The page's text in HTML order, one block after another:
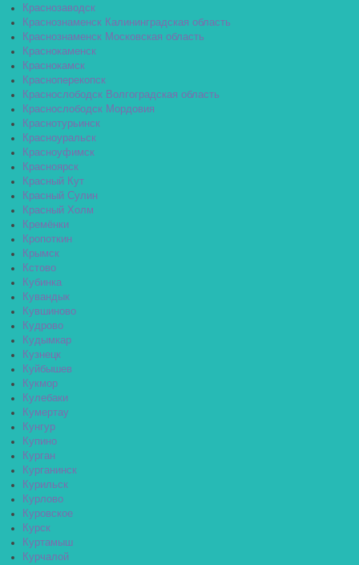
Краснозаводск
Краснознаменск Калининградская область
Краснознаменск Московская область
Краснокаменск
Краснокамск
Красноперекопск
Краснослободск Волгоградская область
Краснослободск Мордовия
Краснотурьинск
Красноуральск
Красноуфимск
Красноярск
Красный Кут
Красный Сулин
Красный Холм
Кремёнки
Кропоткин
Крымск
Кстово
Кубинка
Кувандык
Кувшиново
Кудрово
Кудымкар
Кузнецк
Куйбышев
Кукмор
Кулебаки
Кумертау
Кунгур
Купино
Курган
Курганинск
Курильск
Курлово
Куровское
Курск
Куртамыш
Курчалой